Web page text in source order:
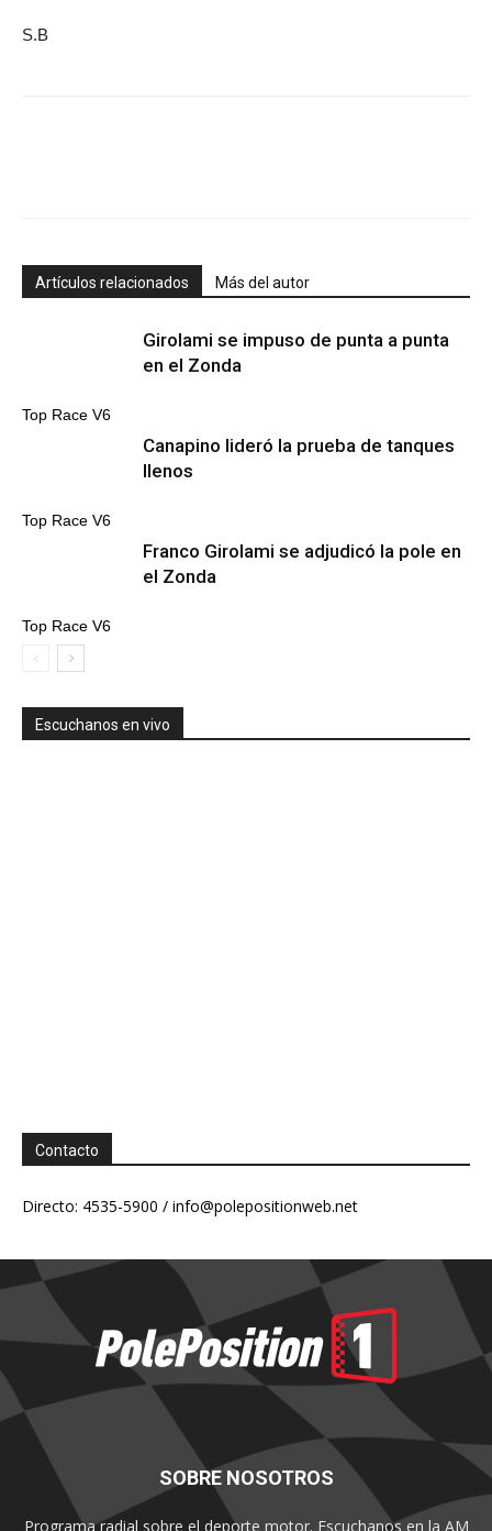
S.B
Artículos relacionados Más del autor
Top Race V6
Girolami se impuso de punta a punta
en el Zonda
Top Race V6
Canapino lideró la prueba de tanques
llenos
Top Race V6
Franco Girolami se adjudicó la pole en
el Zonda
Escuchanos en vivo
Contacto
Directo: 4535-5900 / info@polepositionweb.net
SOBRE NOSOTROS
Programa radial sobre el deporte motor. Escuchanos en la AM